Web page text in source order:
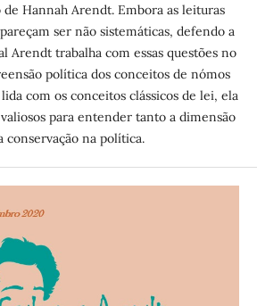
Hannah Arendt. Embora as leituras
ser não sistemáticas, defendo a
Arendt trabalha com essas questões no
política dos conceitos de nómos
com os conceitos clássicos de lei, ela
para entender tanto a dimensão
conservação na política.